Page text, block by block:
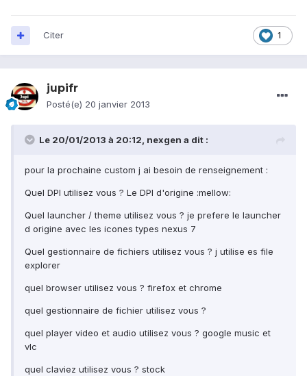
1
Citer
jupifr
Posté(e) 20 janvier 2013
Le 20/01/2013 à 20:12, nexgen a dit :
pour la prochaine custom j ai besoin de renseignement :
Quel DPI utilisez vous ? Le DPI d'origine :mellow:
Quel launcher / theme utilisez vous ? je prefere le launcher
d origine avec les icones types nexus 7
Quel gestionnaire de fichiers utilisez vous ? j utilise es file
explorer
quel browser utilisez vous ? firefox et chrome
quel gestionnaire de fichier utilisez vous ?
quel player video et audio utilisez vous ? google music et
vlc
quel claviez utilisez vous ? stock